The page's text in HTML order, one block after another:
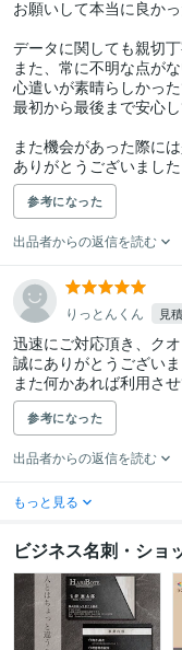
お願いして本当に良かっ
データに関しても親切
また、常に不明な点が
心遣いが素晴らしかった
最初から最後まで安心
また機会があった際に
ありがとうございました
参考になった
出品者からの返信を読む
りっとんくん 見
迅速にご対応頂き、ク
誠にありがとうございま
また何かあれば利用させ
参考になった
出品者からの返信を読む
もっと見る
ビジネス名刺・ショ